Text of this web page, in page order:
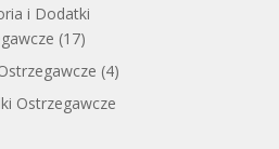
i Dodatki
(17)
(4)
Ostrzegawcze